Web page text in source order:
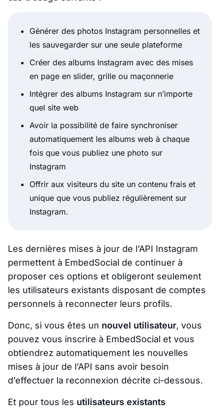
Générer des photos Instagram personnelles et
les sauvegarder sur une seule plateforme
Créer des albums Instagram avec des mises
en page en slider, grille ou maçonnerie
Intégrer des albums Instagram sur n’importe
quel site web
Avoir la possibilité de faire synchroniser
automatiquement les albums web à chaque
fois que vous publiez une photo sur
Instagram
Offrir aux visiteurs du site un contenu frais et
unique que vous publiez régulièrement sur
Instagram.
Les dernières mises à jour de l’API Instagram
permettent à EmbedSocial de continuer à
proposer ces options et obligeront seulement
les utilisateurs existants disposant de comptes
personnels à reconnecter leurs profils.
Donc, si vous êtes un nouvel utilisateur, vous
pouvez vous inscrire à EmbedSocial et vous
obtiendrez automatiquement les nouvelles
mises à jour de l’API sans avoir besoin
d’effectuer la reconnexion décrite ci-dessous.
Et pour tous les utilisateurs existants